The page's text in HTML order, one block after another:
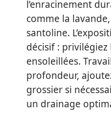
l’enracinement
comme la
santoline.
décisif : privilégiez
ensoleillées.
profondeur,
grossier si
un drainage